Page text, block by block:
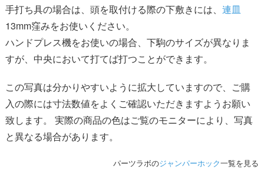
手打ち具の場合は、頭を取付ける際の下敷きには、 連皿
13mm窪みをお使いください。
ハンドプレス機をお使いの場合、下駒のサイズが異なりま
すが、中央において打てば打つことができます。
この写真は分かりやすいように拡大していますので、ご購
入の際には寸法数値をよくご確認いただきますようお願い
致します。 実際の商品の色はご覧のモニターにより、写真
と異なる場合があります。
パーツラボのジャンパーホック一覧を見る